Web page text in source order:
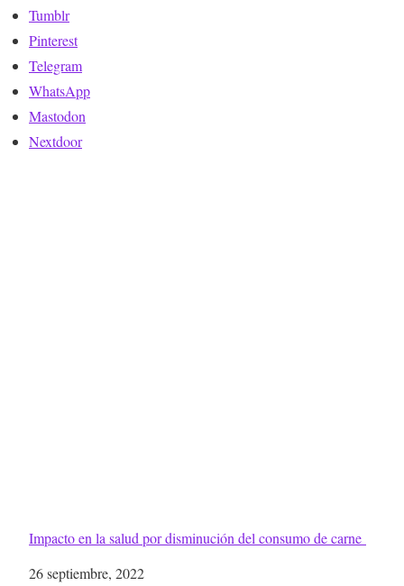
Tumblr
Pinterest
Telegram
WhatsApp
Mastodon
Nextdoor
Impacto en la salud por disminución del consumo de carne
Fecha
26 septiembre, 2022